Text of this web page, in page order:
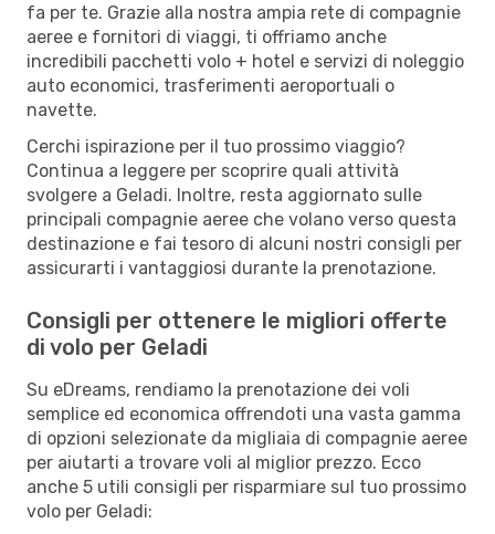
fa per te. Grazie alla nostra ampia rete di compagnie
aeree e fornitori di viaggi, ti offriamo anche
incredibili pacchetti volo + hotel e servizi di noleggio
auto economici, trasferimenti aeroportuali o
navette.
Cerchi ispirazione per il tuo prossimo viaggio?
Continua a leggere per scoprire quali attività
svolgere a Geladi. Inoltre, resta aggiornato sulle
principali compagnie aeree che volano verso questa
destinazione e fai tesoro di alcuni nostri consigli per
assicurarti i vantaggiosi durante la prenotazione.
Consigli per ottenere le migliori offerte
di volo per Geladi
Su eDreams, rendiamo la prenotazione dei voli
semplice ed economica offrendoti una vasta gamma
di opzioni selezionate da migliaia di compagnie aeree
per aiutarti a trovare voli al miglior prezzo. Ecco
anche 5 utili consigli per risparmiare sul tuo prossimo
volo per Geladi: